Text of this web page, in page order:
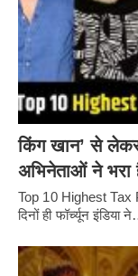
किंग खान’ से
अभिनेताओं ने
Top 10 Highest Tax
दिनों ही फॉर्च्यून इंडिया